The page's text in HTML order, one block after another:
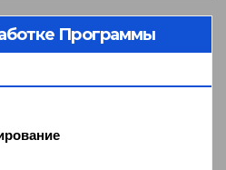
Программы